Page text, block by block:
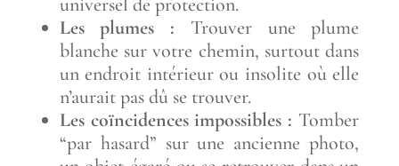
Les plumes : Trouver une plume
blanche sur votre chemin, surtout dans
un endroit intérieur ou insolite où elle
n’aurait pas dû se trouver.
Les coïncidences impossibles : Tomber
“par hasard” sur une ancienne photo,